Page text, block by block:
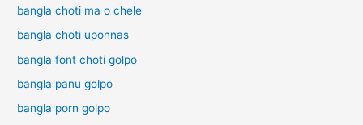
bangla choti ma o chele
bangla choti uponnas
bangla font choti golpo
bangla panu golpo
bangla porn golpo